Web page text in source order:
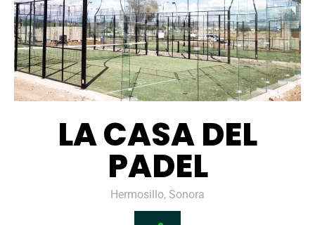
LA CASA DEL
PADEL
Hermosillo, Sonora